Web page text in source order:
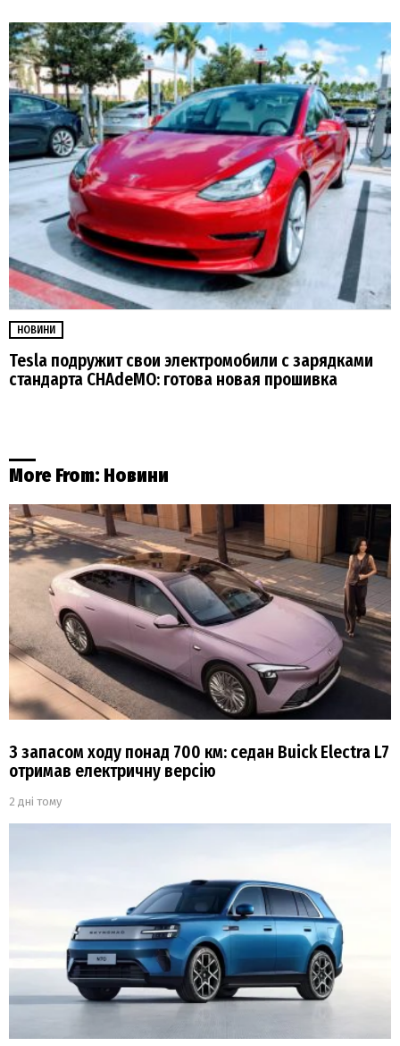
НОВИНИ
Tesla подружит свои электромобили с зарядками
стандарта CHAdeMO: готова новая прошивка
More From: Новини
З запасом ходу понад 700 км: седан Buick Electra L7
отримав електричну версію
2 дні тому